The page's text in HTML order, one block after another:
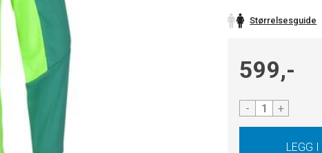
Størrelsesguide
599,-
- +